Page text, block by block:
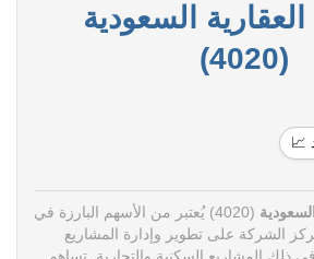
السعودية
(4020)
📈
(4020) يُعتبر من الأسهم البارزة في
الشركة على تطوير وإدارة المشاريع